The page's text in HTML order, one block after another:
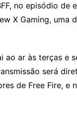
no episódio de
X Gaming, uma
ao ar às terças e
será
de Free Fire, e